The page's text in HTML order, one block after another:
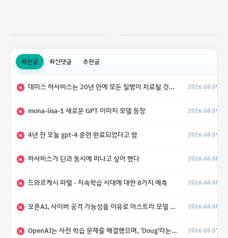
최신글 최신댓글 추천글
N 데미스 하사비스는 20년 안에 모든 질병이 치료될 것으로 예상한다. 2026.08.09
N mona-lisa-1 새로운 GPT 이미지 모델 등장 2026.08.09
N 4년 전 오늘 gpt-4 훈련 완료되었다고 함 2026.08.09
N 하사비스가 딘과 동시에 떠나고 싶어 했다 2026.08.08
N 드와르케시 파텔 - 지속학습 시대에 대한 8가지 예측 2026.08.08
N 오픈AI, 사이버 공격 가능성을 이유로 아스트라 모델 출시 연기 2026.08.08
N OpenAI는 사전 학습 문제를 해결했으며, 'Doug'라는 코드명을 가진 훨씬 더 큰 모델을 활발히 개발 중 2026.08.07